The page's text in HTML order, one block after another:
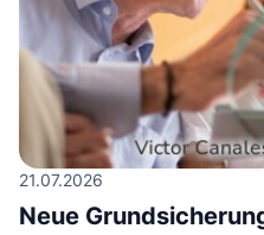
21.07.2026
Neue